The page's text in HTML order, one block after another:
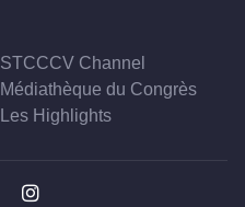
STCCCV Channel
Médiathèque du Congrès
Les Highlights